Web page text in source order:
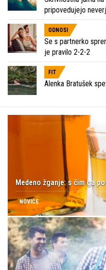
pripovedujejo
ODNOSI
Se s partnerko
je pravilo 2-2-2
FIT
Alenka Bratušek
Medeno žganje: s čim ga
NOVICE